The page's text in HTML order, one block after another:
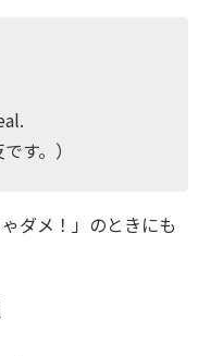
す。）
ダメ！」のときにも